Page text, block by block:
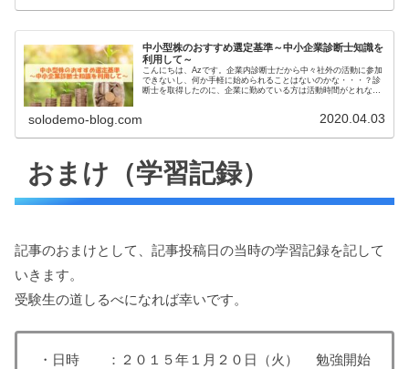
中小型株のおすすめ選定基準～中小企業診断士知識を
利用して～
こんにちは、Azです。企業内診断士だから中々社外の活動に参加
できないし、何か手軽に始められることはないのかな・・・？診
断士を取得したのに、企業に勤めている方は活動時間がとれない
solodemo-blog.com 2020.04.03
おまけ（学習記録）
記事のおまけとして、記事投稿日の当時の学習記録を記して
いきます。
受験生の道しるべになれば幸いです。
・日時 ：２０１５年１月２０日（火） 勉強開始